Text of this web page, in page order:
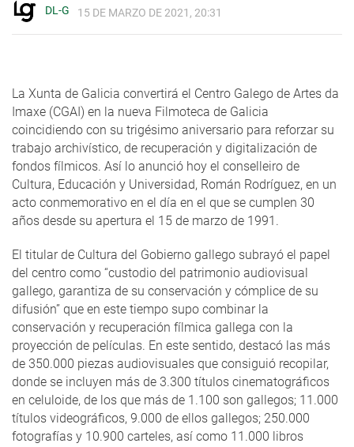
DL-G 15 DE MARZO DE 2021, 20:31
La Xunta de Galicia convertirá el Centro Galego de Artes da
Imaxe (CGAI) en la nueva Filmoteca de Galicia
coincidiendo con su trigésimo aniversario para reforzar su
trabajo archivístico, de recuperación y digitalización de
fondos fílmicos. Así lo anunció hoy el conselleiro de
Cultura, Educación y Universidad, Román Rodríguez, en un
acto conmemorativo en el día en el que se cumplen 30
años desde su apertura el 15 de marzo de 1991.
El titular de Cultura del Gobierno gallego subrayó el papel
del centro como “custodio del patrimonio audiovisual
gallego, garantiza de su conservación y cómplice de su
difusión” que en este tiempo supo combinar la
conservación y recuperación fílmica gallega con la
proyección de películas. En este sentido, destacó las más
de 350.000 piezas audiovisuales que consiguió recopilar,
donde se incluyen más de 3.300 títulos cinematográficos
en celuloide, de los que más de 1.100 son gallegos; 11.000
títulos videográficos, 9.000 de ellos gallegos; 250.000
fotografías y 10.900 carteles, así como 11.000 libros